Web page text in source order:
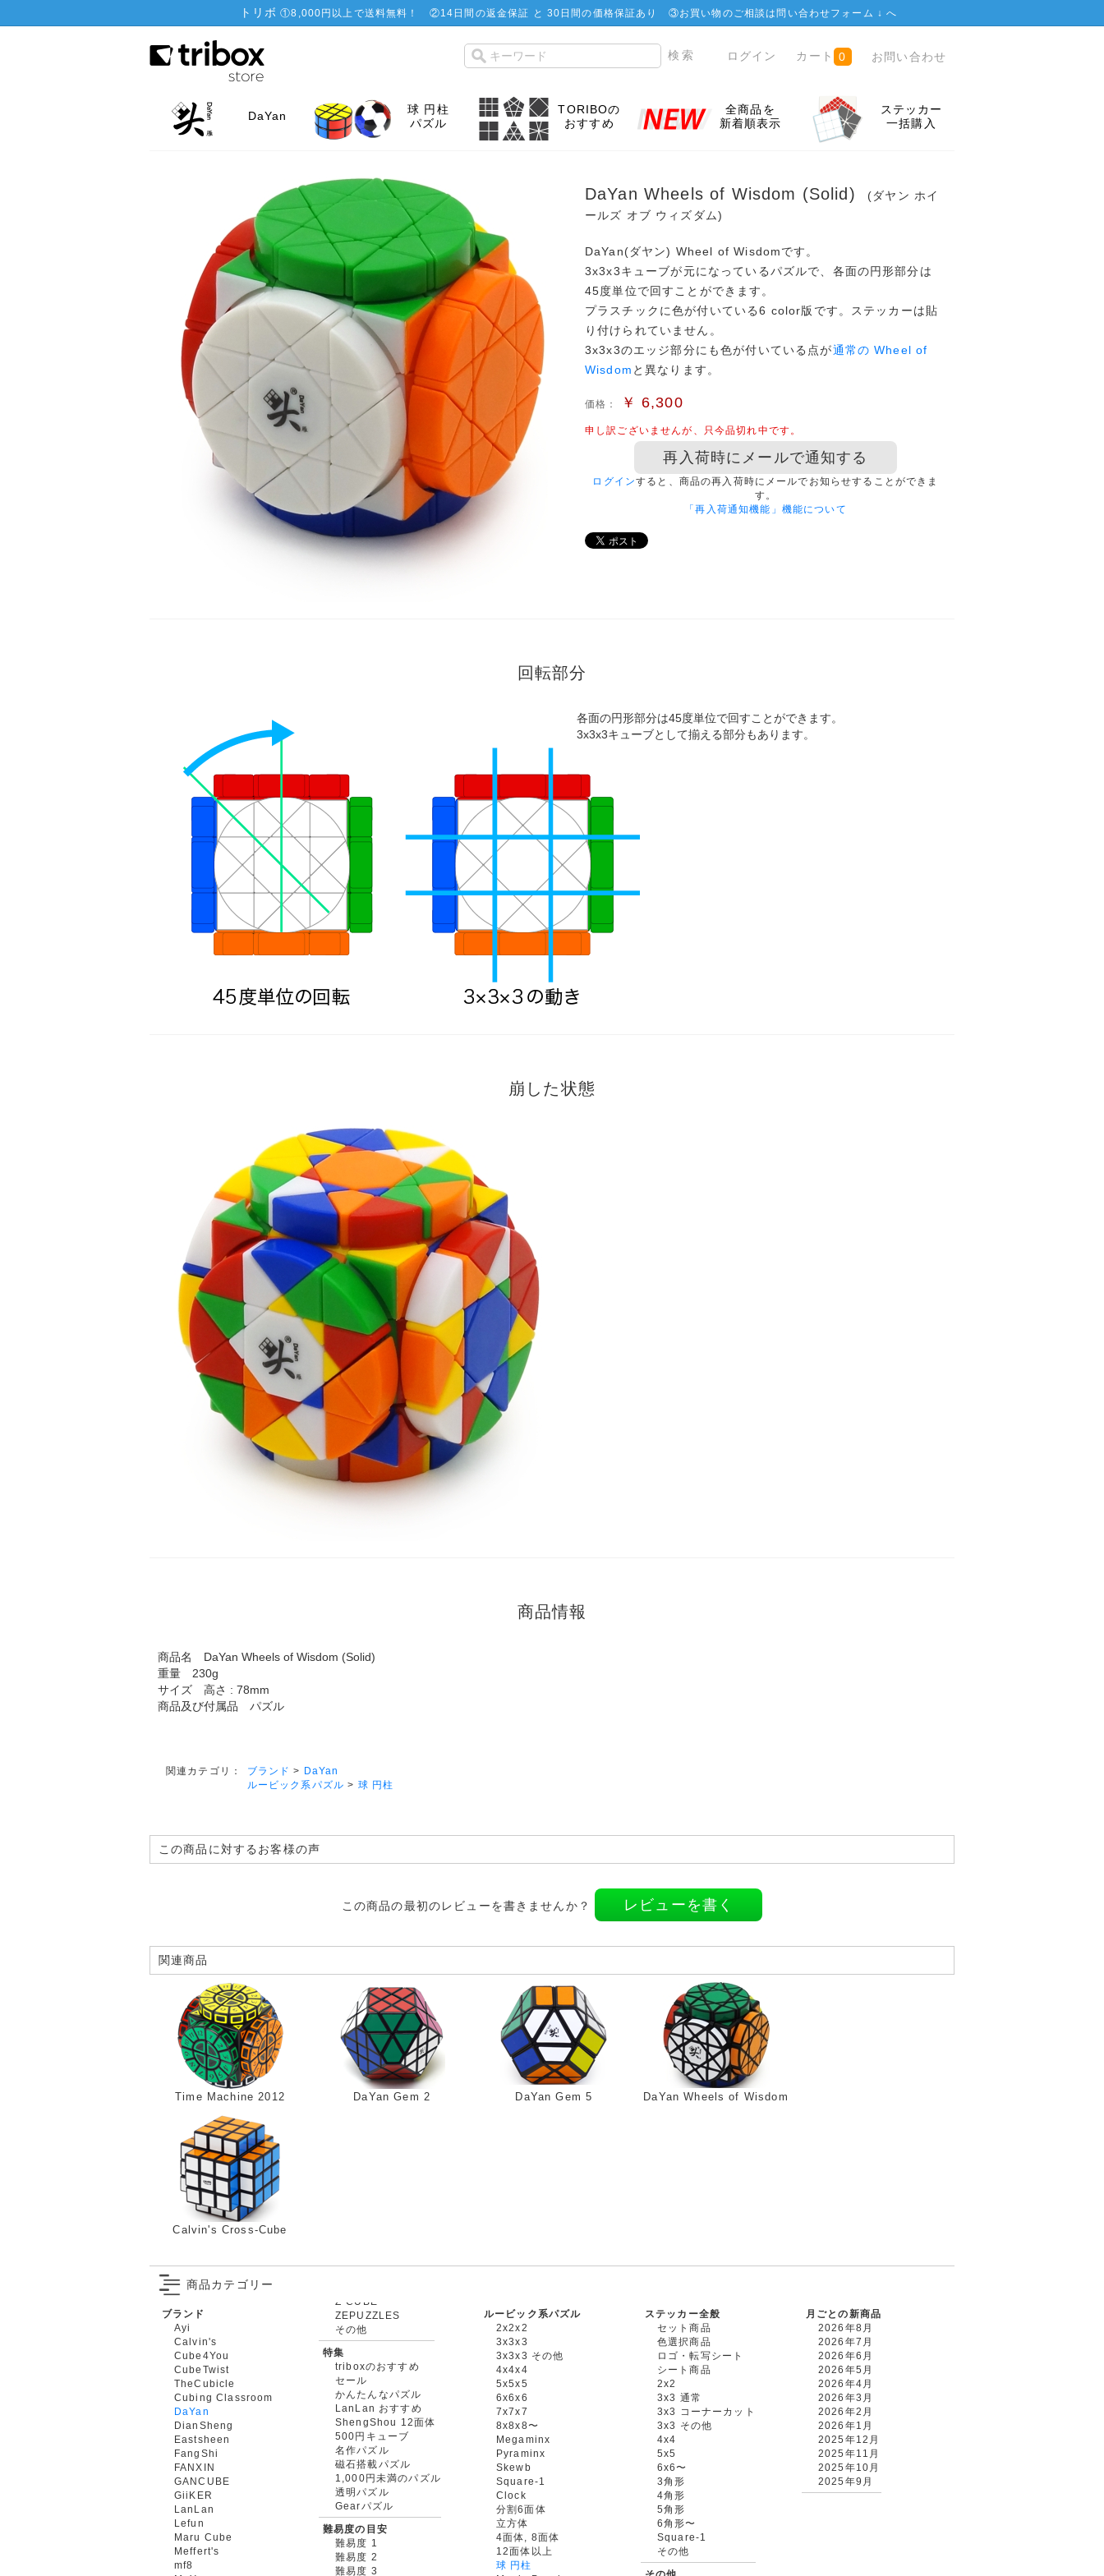
トリボ ①8,000円以上で送料無料！ ②14日間の返金保証 と 30日間の価格保証あり ③お買い物のご相談は問い合わせフォーム ↓へ
ログイン カート 0 お問い合わせ
DaYan
球 円柱
パズル
TORIBOの
おすすめ
全商品を
新着順表示
ステッカー
一括購入
DaYan Wheels of Wisdom (Solid)
(ダヤン ホイ
ールズ オブ ウィズダム)
DaYan(ダヤン) Wheel of Wisdomです。
3x3x3キューブが元になっているパズルで、各面の円形部分は
45度単位で回すことができます。
プラスチックに色が付いている6 color版です。ステッカーは貼
り付けられていません。
3x3x3のエッジ部分にも色が付いている点が通常の Wheel of
Wisdom と異なります。
価格： ￥ 6,300
申し訳ございませんが、只今品切れ中です。
再入荷時にメールで通知する
ログインすると、商品の再入荷時にメールでお知らせすることができま
す。
「再入荷通知機能」機能について
回転部分
各面の円形部分は45度単位で回すことができます。
3x3x3キューブとして揃える部分もあります。
崩した状態
商品情報
商品名 DaYan Wheels of Wisdom (Solid)
重量 230g
サイズ 高さ : 78mm
商品及び付属品 パズル
関連カテゴリ： ブランド > DaYan
ルービック系パズル > 球 円柱
この商品に対するお客様の声
この商品の最初のレビューを書きませんか？ レビューを書く
関連商品
Time Machine 2012 DaYan Gem 2 DaYan Gem 5 DaYan Wheels of Wisdom
Calvin's Cross-Cube
商品カテゴリー
ブランド
Ayi
Calvin's
Cube4You
CubeTwist
TheCubicle
Cubing Classroom
DaYan
DianSheng
Eastsheen
FangShi
FANXIN
GANCUBE
GiiKER
LanLan
Lefun
Maru Cube
Meffert's
mf8
ZEPUZZLES
その他
特集
triboxのおすすめ
セール
かんたんなパズル
LanLan おすすめ
ShengShou 12面体
500円キューブ
名作パズル
磁石搭載パズル
1,000円未満のパズル
透明パズル
Gearパズル
難易度の目安
難易度 1
難易度 2
難易度 3
ルービック系パズル
2x2x2
3x3x3
3x3x3 その他
4x4x4
5x5x5
6x6x6
7x7x7
8x8x8〜
Megaminx
Pyraminx
Skewb
Square-1
Clock
分割6面体
立方体
4面体, 8面体
12面体以上
球 円柱
ステッカー全般
セット商品
色選択商品
ロゴ・転写シート
シート商品
2x2
3x3 通常
3x3 コーナーカット
3x3 その他
4x4
5x5
6x6〜
3角形
4角形
5角形
6角形〜
Square-1
その他
その他
月ごとの新商品
2026年8月
2026年7月
2026年6月
2026年5月
2026年4月
2026年3月
2026年2月
2026年1月
2025年12月
2025年11月
2025年10月
2025年9月